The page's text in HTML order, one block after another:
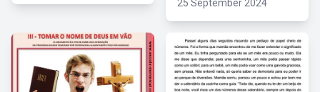
25 September 2024